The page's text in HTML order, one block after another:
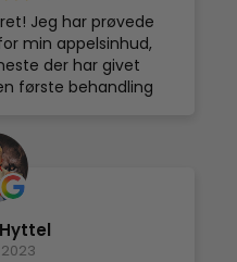
Jeg har prøvede
min appelsinhud,
der har givet
første behandling
jeg glad for at jeg
Personalet
<3 jeg er
at jeg har endelig
skal ikke smide
steder!
2023